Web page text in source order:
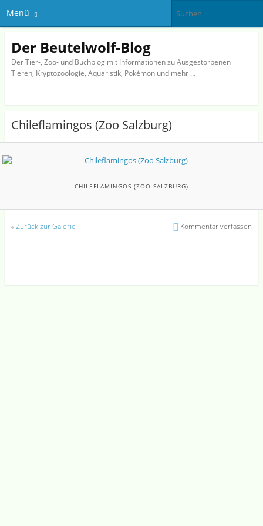
Menü
Der Beutelwolf-Blog
Der Tier-, Zoo- und Buchblog mit Informationen zu Ausgestorbenen
Tieren, Kryptozoologie, Aquaristik, Pokémon und mehr …
Chileflamingos (Zoo Salzburg)
CHILEFLAMINGOS (ZOO SALZBURG)
«Zurück zur Galerie Kommentar verfassen